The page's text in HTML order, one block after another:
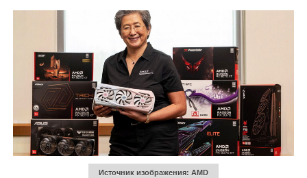
Источник изображения: AMD